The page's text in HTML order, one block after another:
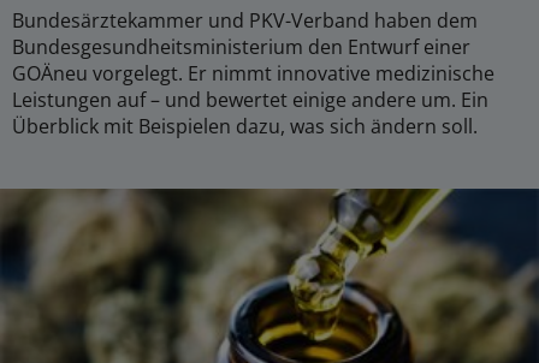
Bundesärztekammer und PKV-Verband haben dem
Bundesgesundheitsministerium den Entwurf einer
GOÄneu vorgelegt. Er nimmt innovative medizinische
Leistungen auf – und bewertet einige andere um. Ein
Überblick mit Beispielen dazu, was sich ändern soll.